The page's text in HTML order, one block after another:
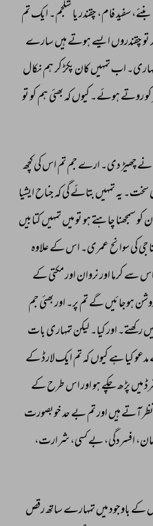
بنئے، سفید فام، چقندر یا شلجم۔ ایک تم
تو چقندروں ایسے ہوتے ہیں سارے
اب تمہیں کان پکڑ کر ہم نکال
کو روتے ہوئے۔ کیوں کہ بھئی ہم کو تو
نے چھیڑ دی۔ ارے جم تم اس کی کچھ
سخت۔ یہ تمہیں بتائے گی کہ جناح ایشیا
کو سمجھنا چاہتے ہو تو میں تمہیں کتابیں
جی کی سوانح عمری۔ اس کے علاوہ
اس سے کرما اور نروان اور مکتی کے
ہوجائیں گے تم پر۔ اور بھئی جم
رکھتے۔ اور کیا۔ لیکن تمہاری بات
مدعو کیا ہے کیوں کہ تم ایک لارڈ کے
میں پڑھ چکے ہو اور اس طرح کے
نظر آتے ہیں اور تم بے حد خوبصورت
افسردگی، بے کسی، شرارت،
کے باوجود میں تمہارے ساتھ رقص